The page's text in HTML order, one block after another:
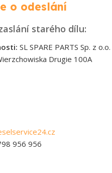
o odeslání
starého dílu:
SL SPARE PARTS Sp. z o.o.
Drugie 100A
956 956